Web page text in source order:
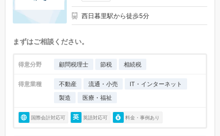
西日暮里駅から徒歩5分
まずはご相談ください。
得意分野 顧問税理士 節税 相続税
得意業種 不動産 流通・小売
IT・インターネット
製造
医療・福祉
国際会計対応可 英語対応可 料金・事例あり